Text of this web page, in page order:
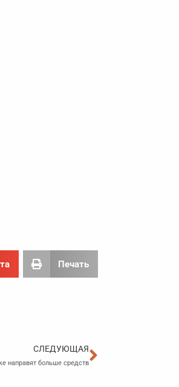
Печать
СЛЕДУЮЩАЯ
направят больше средств